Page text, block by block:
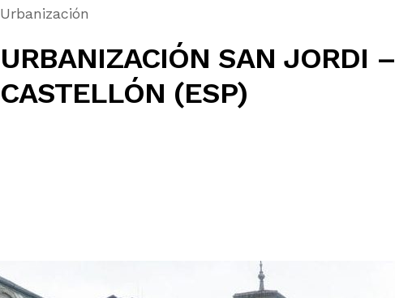
Urbanización
URBANIZACIÓN SAN JORDI –
CASTELLÓN (ESP)